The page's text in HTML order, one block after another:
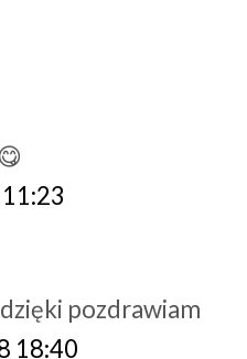
pozdrawiam
18:40